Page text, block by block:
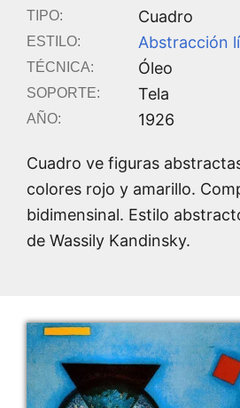
TIPO: Cuadro
ESTILO: Abstracción
TÉCNICA: Óleo
SOPORTE: Tela
AÑO: 1926
Cuadro ve figuras
colores rojo y amarillo.
bidimensinal. Estilo
de Wassily Kandinsky.